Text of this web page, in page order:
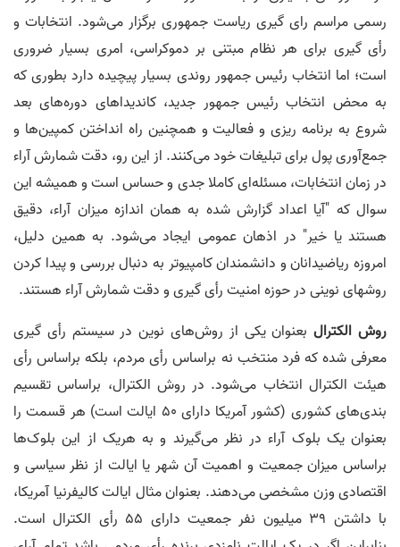
رسمی مراسم رای­ گیری ریاست جمهوری برگزار می‌­شود. انتخابات و
رأی­ گیری برای هر نظام مبتنی بر دموکراسی، امری بسیار ضروری
است؛ اما انتخاب رئیس جمهور روندی بسیار پیچیده دارد بطوری که
به محض انتخاب رئیس جمهور جدید، کاندیداهای دوره‌­های بعد
شروع به برنامه ریزی و فعالیت و همچنین راه انداختن کمپین‌­ها و
جمع‌­آوری پول برای تبلیغات خود می‌کنند. از این رو، دقت شمارش آراء
در زمان انتخابات، مسئله­‌ای کاملا جدی و حساس است و همیشه این
سوال که "آیا اعداد گزارش شده به همان اندازه میزان آراء، دقیق
هستند یا خیر" در اذهان عمومی ایجاد می‌شود. به همین دلیل،
امروزه ریاضیدانان و دانشمندان کامپیوتر به دنبال بررسی و پیدا کردن
روش­های نوینی در حوزه امنیت رأی ­گیری و دقت شمارش آراء هستند.
روش الکترالبعنوان یکی از روش­‌های نوین در سیستم رأی­ گیری
معرفی شده که فرد منتخب نه براساس رأی مردم، بلکه براساس رأی
هیئت الکترال انتخاب می‌­شود. در روش الکترال، براساس تقسیم
بندی­‌های کشوری (کشور آمریکا دارای 50 ایالت است) هر قسمت را
بعنوان یک بلوک آراء در نظر می­‌گیرند و به هریک از این بلوک­‌ها
براساس میزان جمعیت و اهمیت آن شهر یا ایالت از نظر سیاسی و
اقتصادی وزن مشخصی می‌­دهند. بعنوان مثال ایالت کالیفرنیا آمریکا،
با داشتن 39 میلیون نفر جمعیت دارای 55 رأی الکترال است.